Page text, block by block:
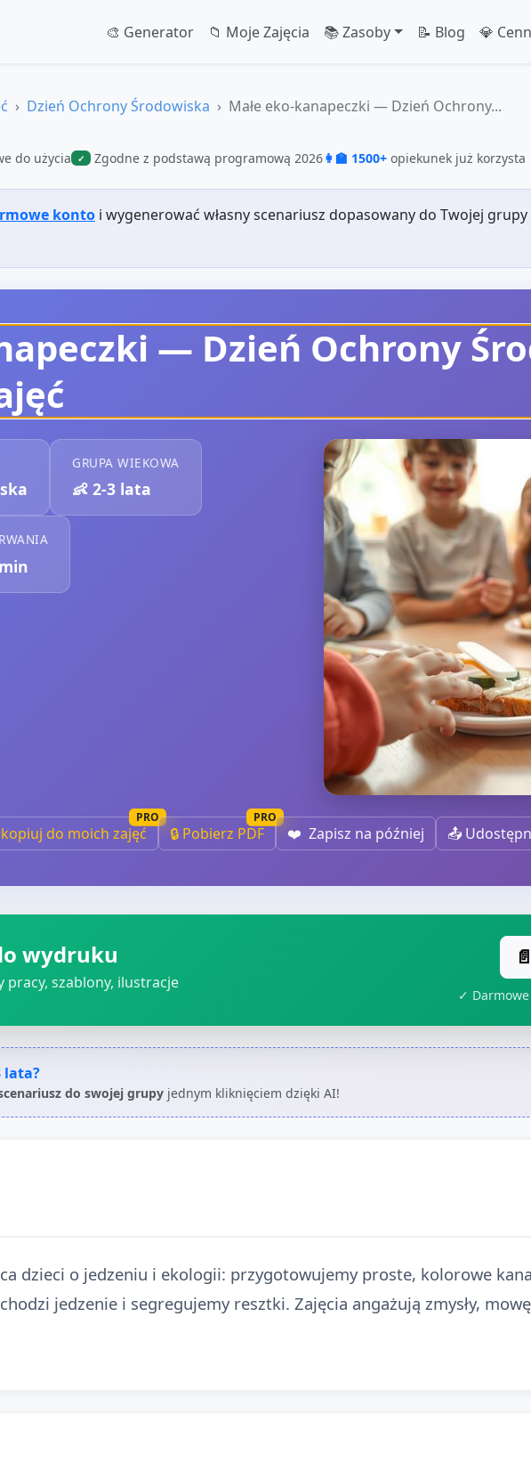
🎨 Generator 📁 Moje Zajęcia 📚 Zasoby 📝 Blog 💎
Dzień Ochrony Środowiska Małe eko‑kanapeczki — Dzień Ochrony...
do użycia ✓ Zgodne z podstawą programową 2026👩‍🏫 1500+ opiekunek już korzysta
konto i wygenerować własny scenariusz dopasowany do Twojej
— Dzień Ochrony
GRUPA WIEKOWA
👶 2-3 lata
min
do moich zajęć
PRO
🔒 Pobierz PDF
PRO
❤️ Zapisz na później 📤
wydruku
pracy, szablony, ilustracje
✓
lata?
do swojej grupy jednym kliknięciem dzięki AI!
dzieci o jedzeniu i ekologii: przygotowujemy proste, kolorowe
jedzenie i segregujemy resztki. Zajęcia angażują zmysły,